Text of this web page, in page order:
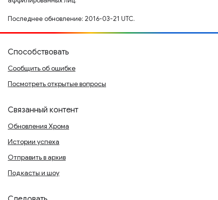
Последнее обновление: 2016-03-21 UTC.
Способствовать
Сообщить об ошибке
Посмотреть открытые вопросы
Связанный контент
Обновления Хрома
Истории успеха
Отправить в архив
Подкасты и шоу